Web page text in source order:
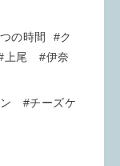
の時間 #ク
上尾 #伊奈
#チーズケ